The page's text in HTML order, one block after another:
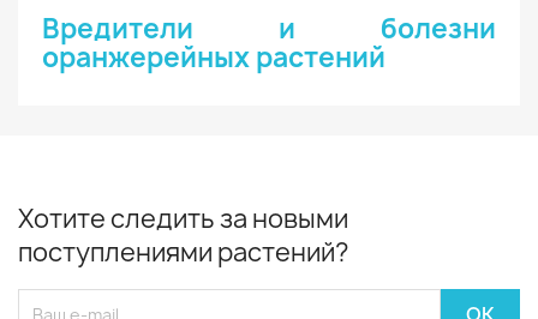
Вредители и болезни
оранжерейных растений
Хотите следить за новыми
поступлениями растений?